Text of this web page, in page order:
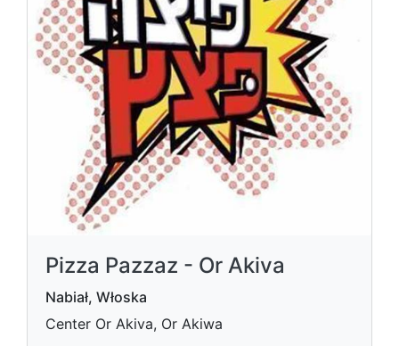
Pizza Pazzaz - Or Akiva
Nabiał, Włoska
Center Or Akiva, Or Akiwa